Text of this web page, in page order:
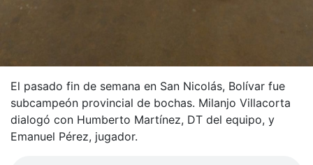
El pasado fin de semana en San Nicolás, Bolívar fue
subcampeón provincial de bochas. Milanjo Villacorta
dialogó con Humberto Martínez, DT del equipo, y
Emanuel Pérez, jugador.